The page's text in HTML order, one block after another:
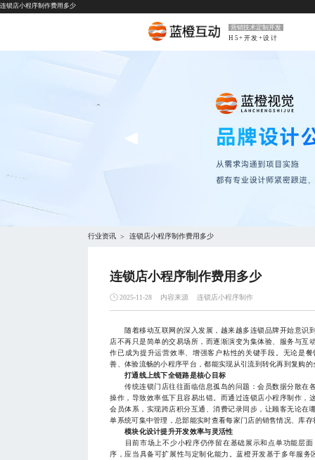
连锁店小程序制作费用多少
营销技术定制开发
H5+开发+设计
行业资讯 > 连锁店小程序制作费用多少
连锁店小程序制作费用多少
2025-11-28 内容来源 连锁店小程序制作
随着移动互联网的深入发展，越来越多连锁品牌开始意识
店不再只是简单的交易场所，而逐渐演变为集体验、服务与互
作已成为提升运营效率、增强客户粘性的关键手段。无论是
善、体验流畅的小程序平台，都能实现从引流到转化再到复购
打通线上线下全链路是核心目标
传统连锁门店往往面临信息孤岛的问题：会员数据分散在
操作，导致效率低下且容易出错。而通过连锁店小程序制作，
会员体系，实现跨店积分互通、消费记录同步，让顾客无论在
单系统可集中管理，总部能实时查看每家门店的销售情况、库
模块化设计提升开发效率与灵活性
目前市场上不少小程序仍停留在基础展示和点单功能层面
序，应当具备可扩展性与定制化能力。蓝橙开发基于多年服